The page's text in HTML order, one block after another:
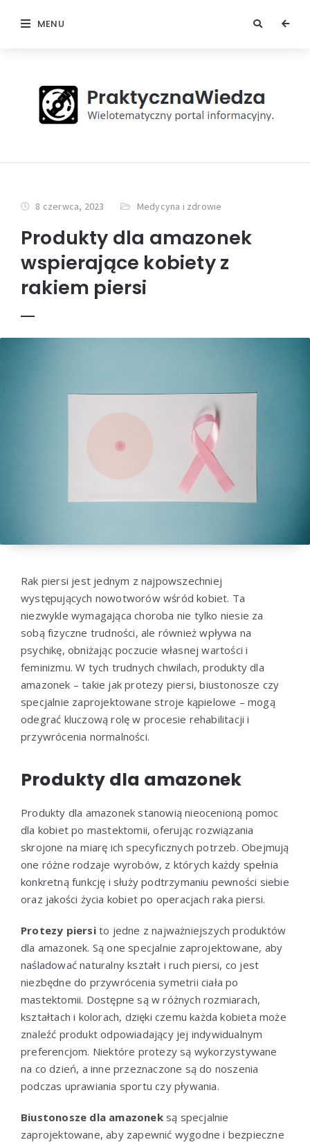
MENU
8 czerwca, 2023 Medycyna i zdrowie
Produkty dla amazonek
wspierające kobiety z
rakiem piersi
Rak piersi jest jednym z najpowszechniej
występujących nowotworów wśród kobiet. Ta
niezwykle wymagająca choroba nie tylko niesie za
sobą fizyczne trudności, ale również wpływa na
psychikę, obniżając poczucie własnej wartości i
feminizmu. W tych trudnych chwilach, produkty dla
amazonek – takie jak protezy piersi, biustonosze czy
specjalnie zaprojektowane stroje kąpielowe – mogą
odegrać kluczową rolę w procesie rehabilitacji i
przywrócenia normalności.
Produkty dla amazonek
Produkty dla amazonek stanowią nieocenioną pomoc
dla kobiet po mastektomii, oferując rozwiązania
skrojone na miarę ich specyficznych potrzeb. Obejmują
one różne rodzaje wyrobów, z których każdy spełnia
konkretną funkcję i służy podtrzymaniu pewności siebie
oraz jakości życia kobiet po operacjach raka piersi.
Protezy piersito jedne z najważniejszych produktów
dla amazonek. Są one specjalnie zaprojektowane, aby
naśladować naturalny kształt i ruch piersi, co jest
niezbędne do przywrócenia symetrii ciała po
mastektomii. Dostępne są w różnych rozmiarach,
kształtach i kolorach, dzięki czemu każda kobieta może
znaleźć produkt odpowiadający jej indywidualnym
preferencjom. Niektóre protezy są wykorzystywane
na co dzień, a inne przeznaczone są do noszenia
podczas uprawiania sportu czy pływania.
Biustonosze dla amazoneksą specjalnie
zaprojektowane, aby zapewnić wygodne i bezpieczne